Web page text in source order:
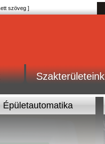
Szakterületeink
Épületautomatika